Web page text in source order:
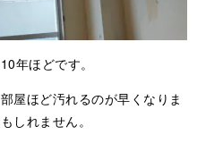
年ほどです。
屋ほど汚れるのが早くなりま
しれません。